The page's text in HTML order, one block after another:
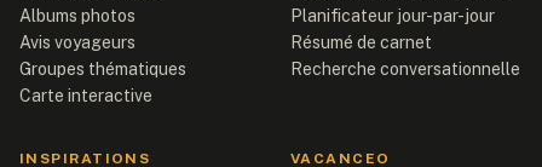
Albums photos
Avis voyageurs
Groupes thématiques
Carte interactive
Planificateur jour-par-jour
Résumé de carnet
Recherche conversationnelle
INSPIRATIONS VACANCEO